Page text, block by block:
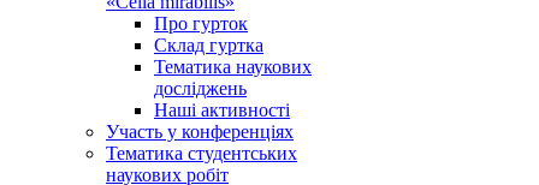
Про гурток
Склад гуртка
Тематика наукових
досліджень
Наші активності
Участь у конференціях
Тематика студентських
наукових робіт